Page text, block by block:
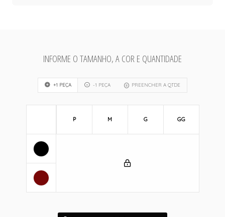
INFORME O TAMANHO, A COR E QUANTIDADE
+1 PEÇA -1 PEÇA PREENCHER A QTDE
P M G GG